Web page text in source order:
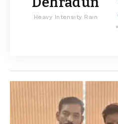
Heavy Intensity Rain